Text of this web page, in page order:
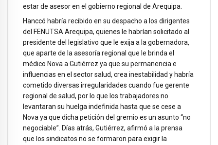
estar de asesor en el gobierno regional de Arequipa.
Hanccó habría recibido en su despacho a los dirigentes
del FENUTSA Arequipa, quienes le habrían solicitado al
presidente del legislativo que le exija a la gobernadora,
que aparte de la asesoría regional que le brinda el
médico Nova a Gutiérrez ya que su permanencia e
influencias en el sector salud, crea inestabilidad y habría
cometido diversas irregularidades cuando fue gerente
regional de salud, por lo que los trabajadores no
levantaran su huelga indefinida hasta que se cese a
Nova ya que dicha petición del gremio es un asunto “no
negociable”. Días atrás, Gutiérrez, afirmó a la prensa
que los sindicatos no se formaron para exigir la